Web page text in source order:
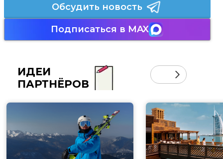
Обсудить новость
Подписаться в MAX
ИДЕИ
ПАРТНЁРОВ